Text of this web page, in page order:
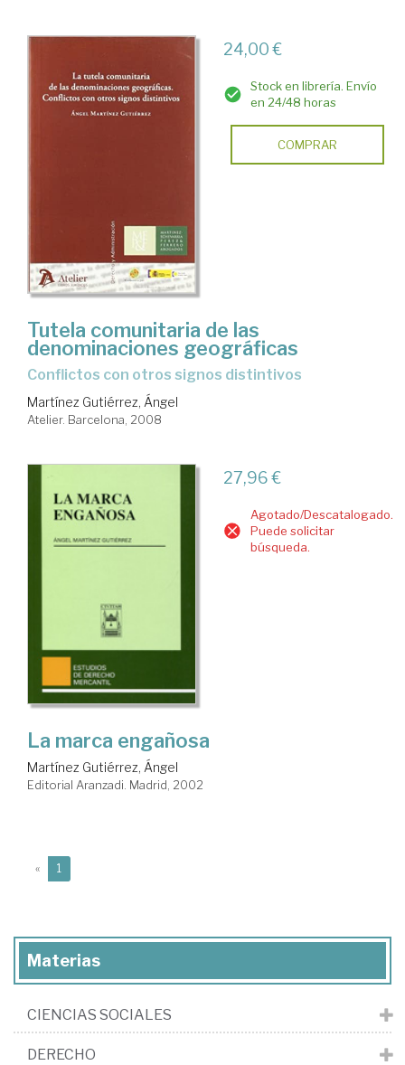
24,00 €
Stock en librería. Envío
en 24/48 horas
COMPRAR
Tutela comunitaria de las
denominaciones geográficas
conflictos con otros signos distintivos
Martínez Gutiérrez, Ángel
Atelier. Barcelona, 2008
27,96 €
Agotado/Descatalogado.
Puede solicitar
búsqueda.
La marca engañosa
Martínez Gutiérrez, Ángel
Editorial Aranzadi. Madrid, 2002
« 1
Materias
CIENCIAS SOCIALES
DERECHO